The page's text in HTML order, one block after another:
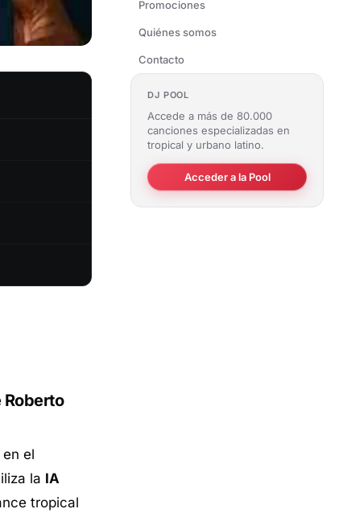
Roberto
el
la IA
tropical
Promociones
Quiénes somos
Contacto
DJ POOL
Accede a más de 80.000
canciones especializadas en
tropical y urbano latino.
Acceder a la Pool